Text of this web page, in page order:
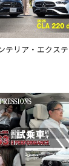
テリア・エクステ